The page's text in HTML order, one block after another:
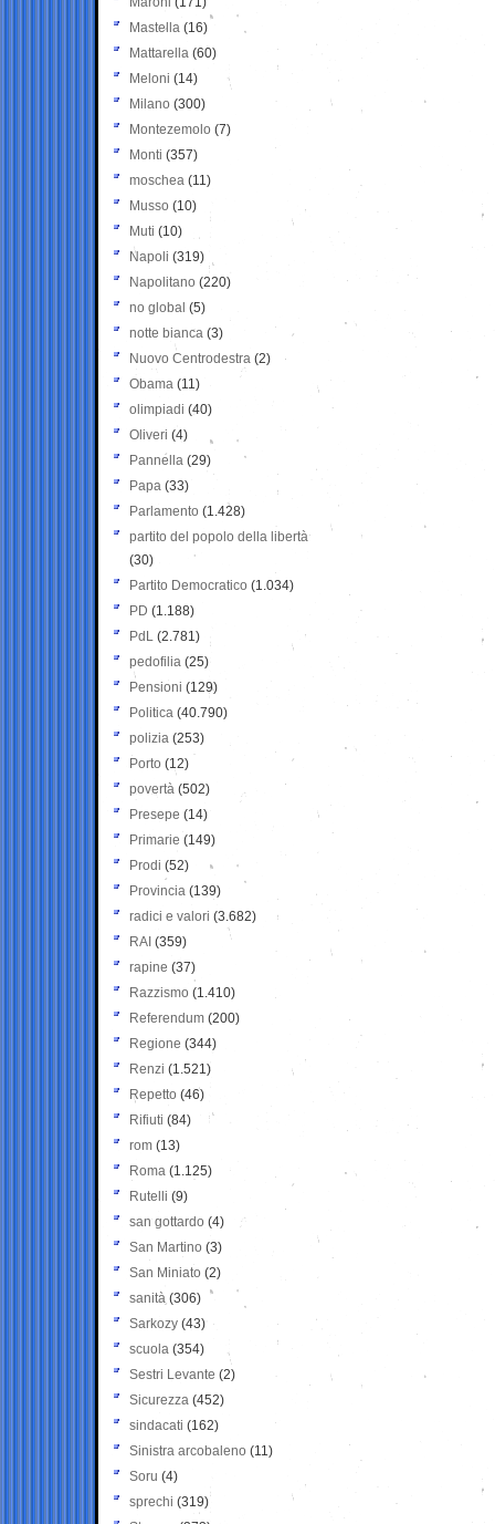
Mastella (16)
Mattarella (60)
Meloni (14)
Milano (300)
Montezemolo (7)
Monti (357)
moschea (11)
Musso (10)
Muti (10)
Napoli (319)
Napolitano (220)
no global (5)
notte bianca (3)
Nuovo Centrodestra (2)
Obama (11)
olimpiadi (40)
Oliveri (4)
Pannella (29)
Papa (33)
Parlamento (1.428)
partito del popolo della libertà
(30)
Partito Democratico (1.034)
PD (1.188)
PdL (2.781)
pedofilia (25)
Pensioni (129)
Politica (40.790)
polizia (253)
Porto (12)
povertà (502)
Presepe (14)
Primarie (149)
Prodi (52)
Provincia (139)
radici e valori (3.682)
RAI (359)
rapine (37)
Razzismo (1.410)
Referendum (200)
Regione (344)
Renzi (1.521)
Repetto (46)
Rifiuti (84)
rom (13)
Roma (1.125)
Rutelli (9)
san gottardo (4)
San Martino (3)
San Miniato (2)
sanità (306)
Sarkozy (43)
scuola (354)
Sestri Levante (2)
Sicurezza (452)
sindacati (162)
Sinistra arcobaleno (11)
Soru (4)
sprechi (319)